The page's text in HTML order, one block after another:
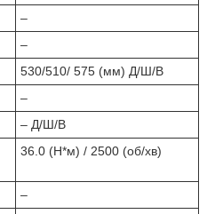
–
–
530/510/ 575 (мм) Д/Ш/В
–
– Д/Ш/В
36.0 (Н*м) / 2500 (об/хв)
–